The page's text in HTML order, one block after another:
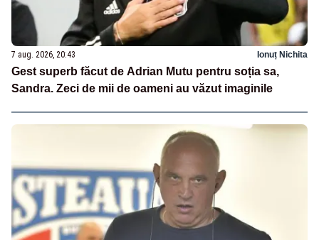
7 aug. 2026, 20:43 Ionuț Nichita
Gest superb făcut de Adrian Mutu pentru soția sa,
Sandra. Zeci de mii de oameni au văzut imaginile